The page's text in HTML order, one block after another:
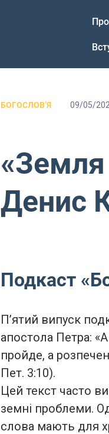
БОГОСЛОВʼЯ 09/05/
«Земля
Денис
Подкаст
Пʼятий випуск
апостола Петра:
пройде, а
Пет. 3:10).
Цей текст часто
земні проблеми.
слова мають для